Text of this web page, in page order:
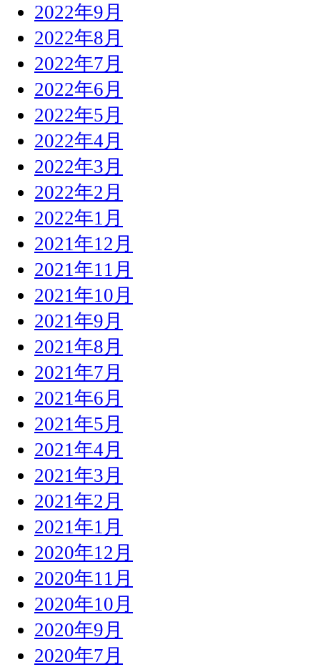
2022年9月
2022年8月
2022年7月
2022年6月
2022年5月
2022年4月
2022年3月
2022年2月
2022年1月
2021年12月
2021年11月
2021年10月
2021年9月
2021年8月
2021年7月
2021年6月
2021年5月
2021年4月
2021年3月
2021年2月
2021年1月
2020年12月
2020年11月
2020年10月
2020年9月
2020年7月